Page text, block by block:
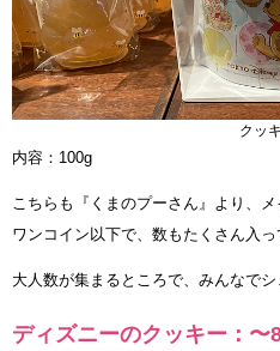
クッ
内容：100g
こちらも『くまのプーさん』より、
ワンコイン以下で、数もたくさん入っ
大人数が集まるところで、みんなで
ディズニーのクッキー：〜